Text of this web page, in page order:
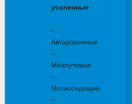
усиленные
–
Автодорожные
–
Межпутевые
–
Мелкосидящие
–